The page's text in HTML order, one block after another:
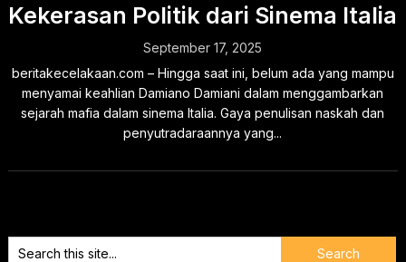
Kekerasan Politik dari Sinema Italia
September 17, 2025
beritakecelakaan.com – Hingga saat ini, belum ada yang mampu
menyamai keahlian Damiano Damiani dalam menggambarkan
sejarah mafia dalam sinema Italia. Gaya penulisan naskah dan
penyutradaraannya yang...